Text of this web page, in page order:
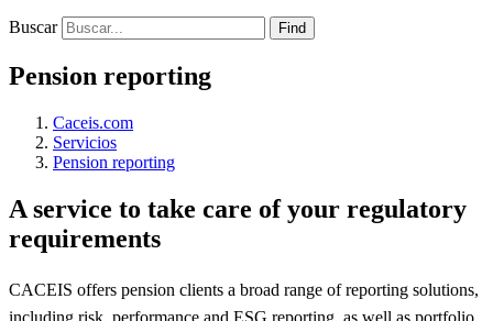
Buscar Find
Pension reporting
Caceis.com
Servicios
Pension reporting
A service to take care of your regulatory
requirements
CACEIS offers pension clients a broad range of reporting solutions,
including risk, performance and ESG reporting, as well as portfolio